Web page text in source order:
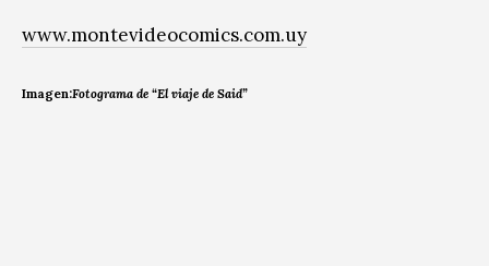
www.montevideocomics.com.uy
Imagen:Fotograma de “El viaje de Said”